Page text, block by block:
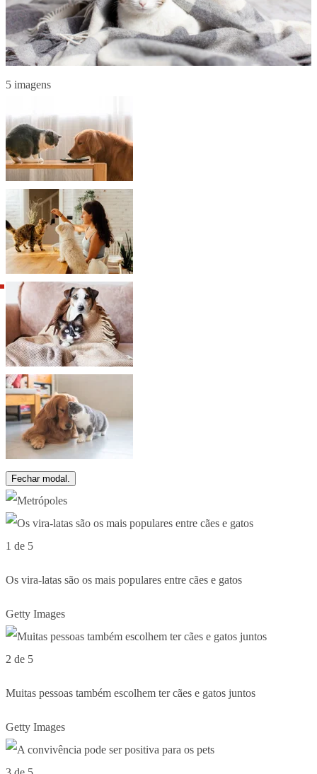
5 imagens
Fechar modal.
1 de 5
Os vira-latas são os mais populares entre cães e gatos
Getty Images
2 de 5
Muitas pessoas também escolhem ter cães e gatos juntos
Getty Images